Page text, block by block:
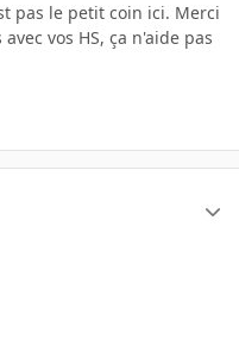
pas le petit coin ici. Merci
vos HS, ça n'aide pas